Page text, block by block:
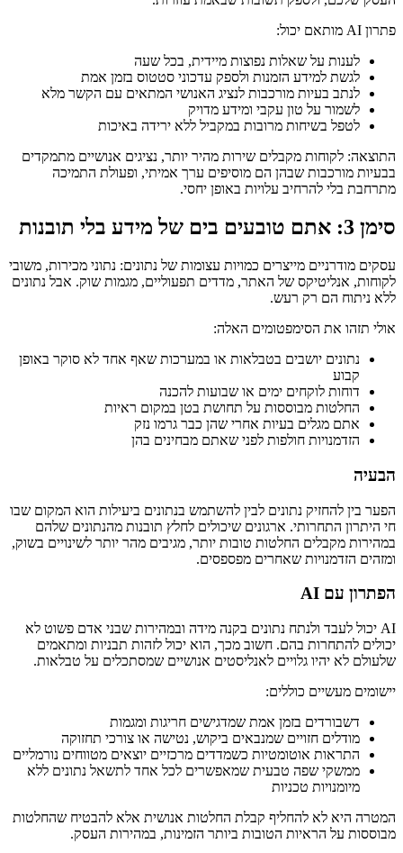
פתרון AI מותאם יכול:
לענות על שאלות נפוצות מיידית, בכל שעה
לגשת למידע הזמנות ולספק עדכוני סטטוס בזמן אמת
לנתב בעיות מורכבות לנציג האנושי המתאים עם הקשר מלא
לשמור על טון עקבי ומידע מדויק
לטפל בשיחות מרובות במקביל ללא ירידה באיכות
התוצאה: לקוחות מקבלים שירות מהיר יותר, נציגים אנושיים מתמקדים
בבעיות מורכבות שבהן הם מוסיפים ערך אמיתי, ופעולת התמיכה
מתרחבת בלי להרחיב עלויות באופן יחסי.
סימן 3: אתם טובעים בים של מידע בלי תובנות
עסקים מודרניים מייצרים כמויות עצומות של נתונים: נתוני מכירות, משובי
לקוחות, אנליטיקס של האתר, מדדים תפעוליים, מגמות שוק. אבל נתונים
ללא ניתוח הם רק רעש.
אולי תזהו את הסימפטומים האלה:
נתונים יושבים בטבלאות או במערכות שאף אחד לא סוקר באופן
קבוע
דוחות לוקחים ימים או שבועות להכנה
החלטות מבוססות על תחושת בטן במקום ראיות
אתם מגלים בעיות אחרי שהן כבר גרמו נזק
הזדמנויות חולפות לפני שאתם מבחינים בהן
הבעיה
הפער בין להחזיק נתונים לבין להשתמש בנתונים ביעילות הוא המקום שבו
חי היתרון התחרותי. ארגונים שיכולים לחלץ תובנות מהנתונים שלהם
במהירות מקבלים החלטות טובות יותר, מגיבים מהר יותר לשינויים בשוק,
ומזהים הזדמנויות שאחרים מפספסים.
הפתרון עם AI
AI יכול לעבד ולנתח נתונים בקנה מידה ובמהירות שבני אדם פשוט לא
יכולים להתחרות בהם. חשוב מכך, הוא יכול לזהות תבניות ומתאמים
שלעולם לא יהיו גלויים לאנליסטים אנושיים שמסתכלים על טבלאות.
יישומים מעשיים כוללים:
דשבורדים בזמן אמת שמדגישים חריגות ומגמות
מודלים חזויים שמנבאים ביקוש, נטישה או צורכי תחזוקה
התראות אוטומטיות כשמדדים מרכזיים יוצאים מטווחים נורמליים
ממשקי שפה טבעית שמאפשרים לכל אחד לתשאל נתונים ללא
מיומנויות טכניות
המטרה היא לא להחליף קבלת החלטות אנושית אלא להבטיח שהחלטות
מבוססות על הראיות הטובות ביותר הזמינות, במהירות העסק.